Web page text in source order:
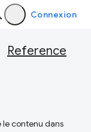
Connexion
Reference
contenu dans